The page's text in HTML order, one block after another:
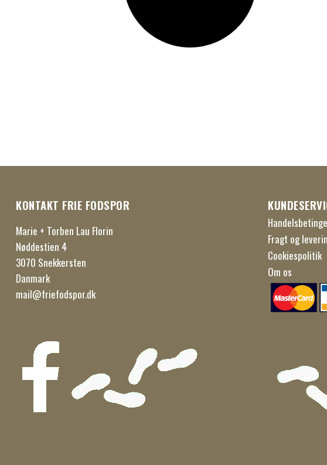
KONTAKT FRIE FODSPOR
Marie + Torben Lau Florin
Nøddestien 4
3070 Snekkersten
Danmark
mail@friefodspor.dk
Fragt og
Cookiespolitik
Om os